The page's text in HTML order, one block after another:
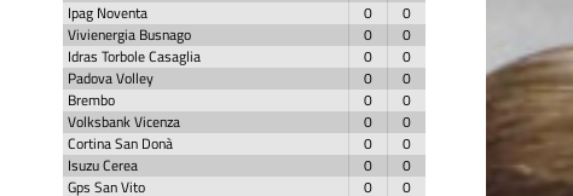
Ipag Noventa
0
0
Vivienergia Busnago
0
0
Idras Torbole Casaglia
0
0
Padova Volley
0
0
Brembo
0
0
Volksbank Vicenza
0
0
Cortina San Donà
0
0
Isuzu Cerea
0
0
Gps San Vito
0 0